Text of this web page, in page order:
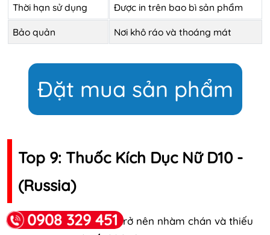
Thời hạn sử dụng Được in trên bao bì sản phẩm
Bảo quản Nơi khô ráo và thoáng mát
Đặt mua sản phẩm
Top 9: Thuốc Kích Dục Nữ D10 -
(Russia)
Khi cuộc sống tình dục trở nên nhàm chán và thiếu
0908 329 451